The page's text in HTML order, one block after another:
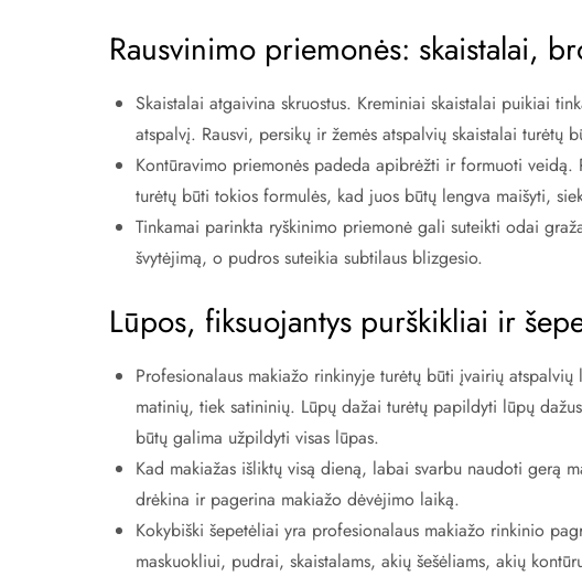
Rausvinimo priemonės: skaistalai,
Skaistalai atgaivina skruostus. Kreminiai skaistalai puikiai
atspalvį. Rausvi, persikų ir žemės atspalvių skaistalai turėtų
Kontūravimo priemonės padeda apibrėžti ir formuoti
turėtų būti tokios formulės, kad juos būtų lengva maišyti,
Tinkamai parinkta ryškinimo priemonė gali suteikti odai
švytėjimą, o pudros suteikia subtilaus blizgesio.
Lūpos, fiksuojantys purškikliai ir
Profesionalaus makiažo rinkinyje turėtų būti įvairių
matinių, tiek satininių. Lūpų dažai turėtų papildyti lūpų
būtų galima užpildyti visas lūpas.
Kad makiažas išliktų visą dieną, labai svarbu naudoti gerą
drėkina ir pagerina makiažo dėvėjimo laiką.
Kokybiški šepetėliai yra profesionalaus makiažo rinkinio
maskuokliui, pudrai, skaistalams, akių šešėliams, akių